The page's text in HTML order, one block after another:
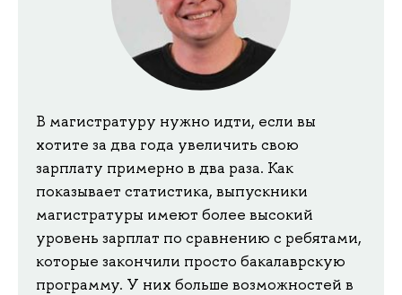
В магистратуру нужно идти, если вы
хотите за два года увеличить свою
зарплату примерно в два раза. Как
показывает статистика, выпускники
магистратуры имеют более высокий
уровень зарплат по сравнению с ребятами,
которые закончили просто бакалаврскую
программу. У них больше возможностей в